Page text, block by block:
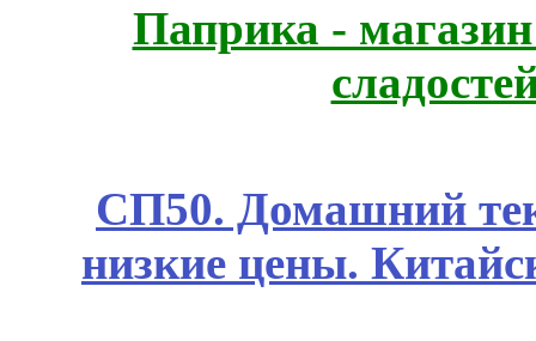
Паприка -
СП50. Домашний
низкие цены.